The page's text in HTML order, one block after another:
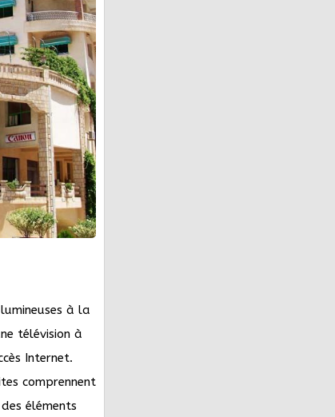
à la
télévision à
Internet.
comprennent
éléments